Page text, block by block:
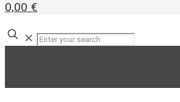
0,00 €
✕